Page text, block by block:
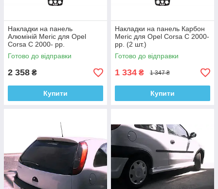
Накладки на панель
Алюміній Meric для Opel
Corsa C 2000- рр.
Готово до відправки
2 358 ₴
Купити
Накладки на панель Карбон
Meric для Opel Corsa C 2000-
рр. (2 шт.)
Готово до відправки
1 334 ₴ 1 347 ₴
Купити